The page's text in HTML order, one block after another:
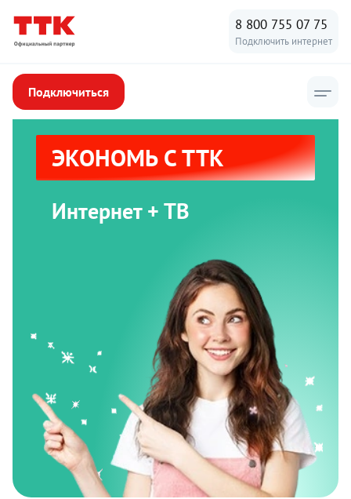
8 800 755 07 75
Подключить интернет
Подключиться
ЭКОНОМЬ С ТТК
Интернет + ТВ